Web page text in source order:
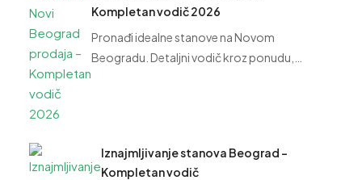
Kompletan vodič 2026
Pronađi idealne stanove na Novom
Beogradu. Detaljni vodič kroz ponudu,…
Iznajmljivanje stanova Beograd –
Kompletan vodič